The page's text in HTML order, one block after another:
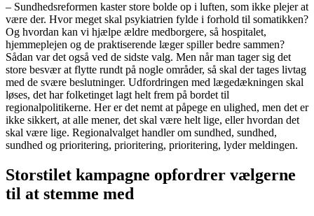
– Sundhedsreformen kaster store bolde op i luften, som ikke plejer at
være der. Hvor meget skal psykiatrien fylde i forhold til somatikken?
Og hvordan kan vi hjælpe ældre medborgere, så hospitalet,
hjemmeplejen og de praktiserende læger spiller bedre sammen?
Sådan var det også ved de sidste valg. Men når man tager sig det
store besvær at flytte rundt på nogle områder, så skal der tages livtag
med de svære beslutninger. Udfordringen med lægedækningen skal
løses, det har folketinget lagt helt frem på bordet til
regionalpolitikerne. Her er det nemt at påpege en ulighed, men det er
ikke sikkert, at alle mener, det skal være helt lige, eller hvordan det
skal være lige. Regionalvalget handler om sundhed, sundhed,
sundhed og prioritering, prioritering, prioritering, lyder meldingen.
Storstilet kampagne opfordrer vælgerne
til at stemme med